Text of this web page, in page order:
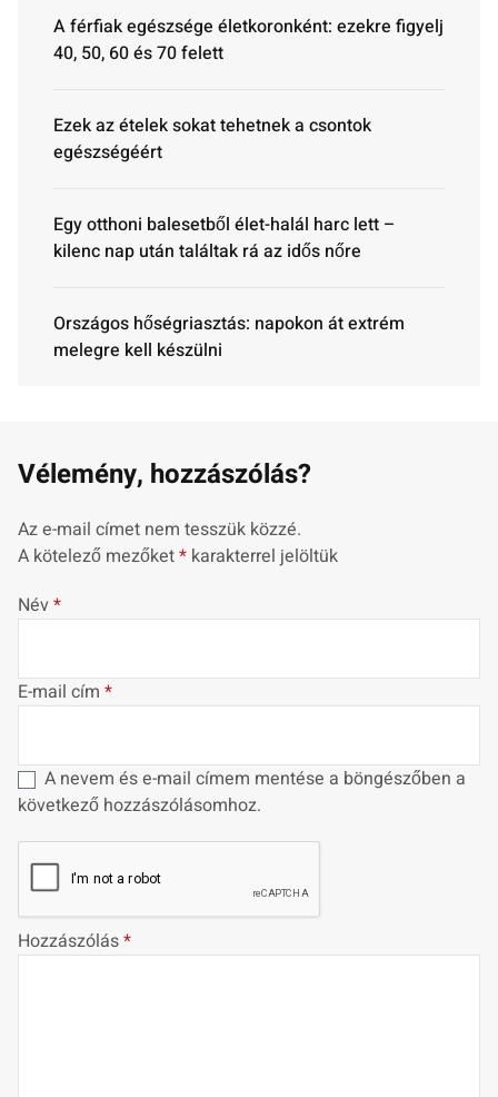
A férfiak egészsége életkoronként: ezekre figyelj
40, 50, 60 és 70 felett
Ezek az ételek sokat tehetnek a csontok
egészségéért
Egy otthoni balesetből élet-halál harc lett –
kilenc nap után találtak rá az idős nőre
Országos hőségriasztás: napokon át extrém
melegre kell készülni
Vélemény, hozzászólás?
Az e-mail címet nem tesszük közzé.
A kötelező mezőket* karakterrel jelöltük
Név*
E-mail cím *
A nevem és e-mail címem mentése a böngészőben a
következő hozzászólásomhoz.
Hozzászólás*